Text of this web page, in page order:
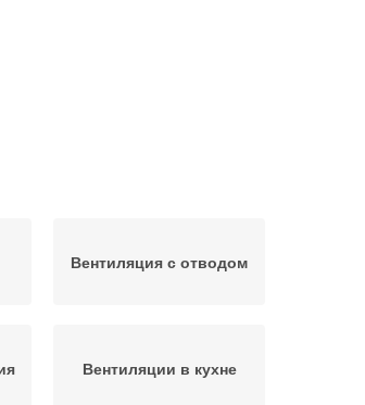
Вентиляция с отводом
Вентиляции в кухне